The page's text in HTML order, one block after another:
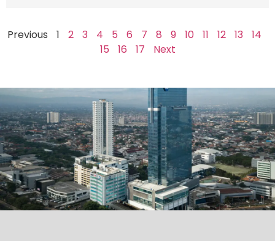
Previous 1 2 3 4 5 6 7 8 9 10 11 12 13
14
15
16 17 Next